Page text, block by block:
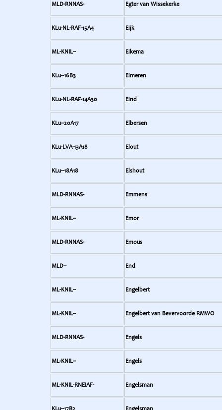
MLD-RNNAS- Egter van Wissekerke
KLu-NL-RAF-15A4 Eijk
ML-KNIL-- Eikema
KLu--16B3 Eimeren
KLu-NL-RAF-14A30 Eind
KLu--20A17 Elbersen
KLu-LVA-13A18 Elout
KLu--18A18 Elshout
MLD-RNNAS- Emmens
ML-KNIL-- Emor
MLD-RNNAS- Emous
MLD-- End
ML-KNIL-- Engelbert
ML-KNIL-- Engelbert van Bevervoorde RMWO
MLD-RNNAS- Engels
ML-KNIL-- Engels
ML-KNIL-RNEIAF- Engelsman